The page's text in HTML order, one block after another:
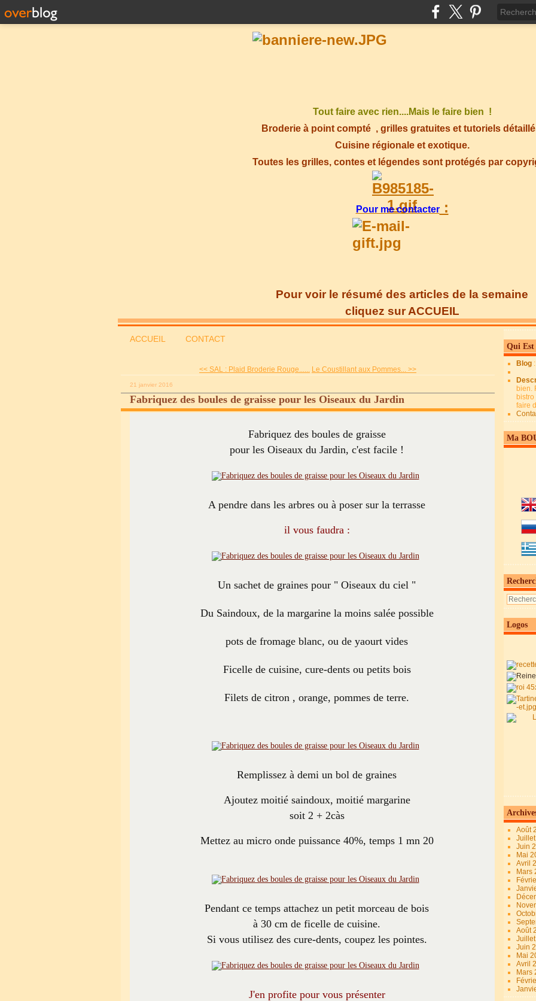
Tout faire avec rien....Mais le faire bien !
Broderie à point compté , grilles gratuites et tutoriels
Cuisine régionale et exotique.
Toutes les grilles, contes et légendes sont protégés par
Pour me contacter:
Pour voir le résumé des articles de la semaine
cliquez sur ACCUEIL
ACCUEIL CONTACT
<< SAL : Plaid Broderie Rouge...... Le Coustillant aux Pommes... >>
21 janvier 2016
Fabriquez des boules de graisse pour les Oiseaux du Jardin
Fabriquez des boules de graisse
pour les Oiseaux du Jardin, c'est facile !
A pendre dans les arbres ou à poser sur la terrasse
il vous faudra :
Un sachet de graines pour " Oiseaux du ciel "
Du Saindoux, de la margarine la moins salée possible
pots de fromage blanc, ou de yaourt vides
Ficelle de cuisine, cure-dents ou petits bois
Filets de citron , orange, pommes de terre.
Remplissez à demi un bol de graines
Ajoutez moitié saindoux, moitié margarine
soit 2 + 2càs
Mettez au micro onde puissance 40%, temps 1 mn 20
Pendant ce temps attachez un petit morceau de bois
à 30 cm de ficelle de cuisine.
Si vous utilisez des cure-dents, coupez les pointes.
J'en profite pour vous présenter
Qui Est
Blog
bien.
faire
Ma
Logos
Août
Juin
Mai
Avril
Mars
Août
Juin
Mai
Avril
Mars